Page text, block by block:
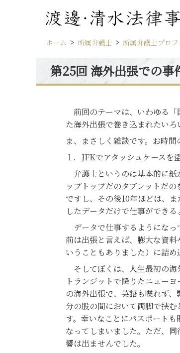
ホーム 所属弁護士 所属弁護士プロ
第25回 海外出張での事
前回のテーマは、いわゆる「
た海外出張で巻き込まれたいろ
ま、まさしく雑談です。お時間
１．JFKでアタッシュケースを
弁護士というのは基本的に紙
ップトップだのタブレットだ
ですし、その後10年ほどは、
したデータだけで仕事ができ
データで仕事するようになっ
前は出張と言えば、膨大な資
いうこともありました）に詰め
そしてぼくは、人生最初の海
トランジットで降りたニュー
の海外出張で、英語も喋れず
分の股の間において両脚で挟
す。幸いなことにパスポート
なってしまいました。ただ、
響は出ませんでした。